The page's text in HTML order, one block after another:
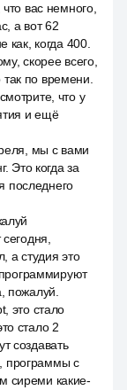
вас немного,
а вот 62
как, когда 400.
скорее всего,
по времени.
что у
и ещё
мы с вами
Это когда за
последнего
а студия это
программируют
пожалуй.
это стало
стало 2
создавать
программы с
сиреми какие-